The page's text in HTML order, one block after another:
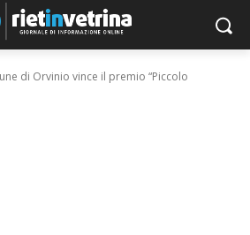
di Orvinio vince il premio “Piccolo